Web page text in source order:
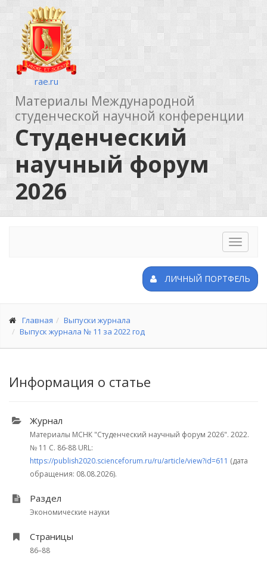
rae.ru
Материалы Международной
студенческой научной конференции
Студенческий
научный форум
2026
Toggle
ЛИЧНЫЙ ПОРТФЕЛЬ
Главная
Выпуски журнала
Выпуск журнала № 11 за 2022 год
Информация о статье
Журнал
Материалы МСНК "Студенческий научный форум 2026". 2022.
№ 11 С. 86-88 URL:
https://publish2020.scienceforum.ru/ru/article/view?id=611 (дата
обращения: 08.08.2026).
Раздел
Экономические науки
Страницы
86–88